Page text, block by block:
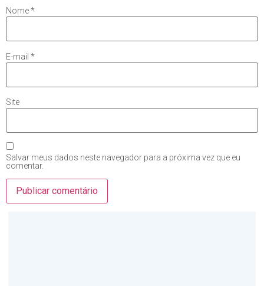
Nome*
E-mail *
Site
Salvar meus dados neste navegador para a próxima vez que eu
comentar.